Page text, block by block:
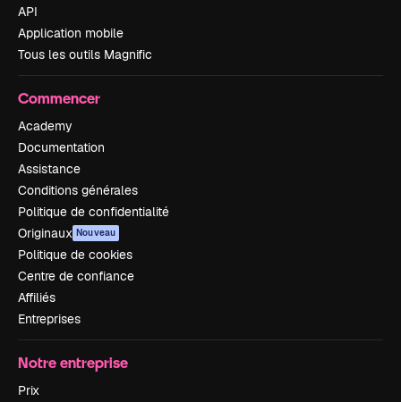
API
Application mobile
Tous les outils Magnific
Commencer
Academy
Documentation
Assistance
Conditions générales
Politique de confidentialité
Originaux Nouveau
Politique de cookies
Centre de confiance
Affiliés
Entreprises
Notre entreprise
Prix